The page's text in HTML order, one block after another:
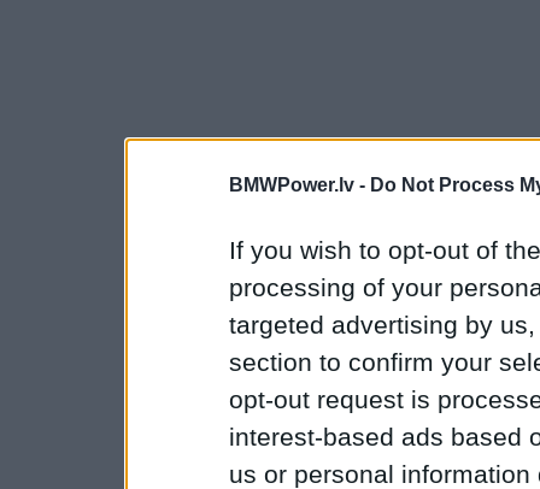
BMWPower.lv - Do Not Process
If you wish to opt-out of
processing of your
targeted advertising by
section to confirm your
opt-out request is
interest-based ads based
us or personal